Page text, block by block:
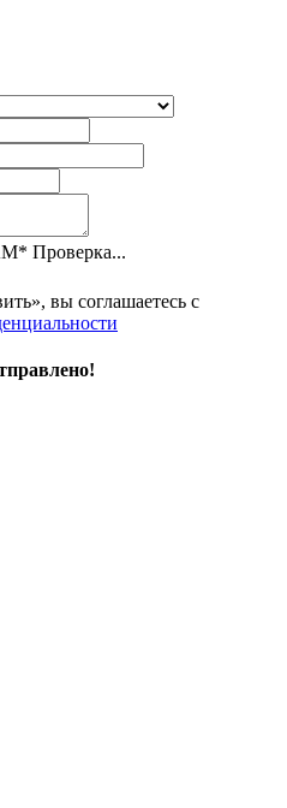
пройдена
вы соглашаетесь с